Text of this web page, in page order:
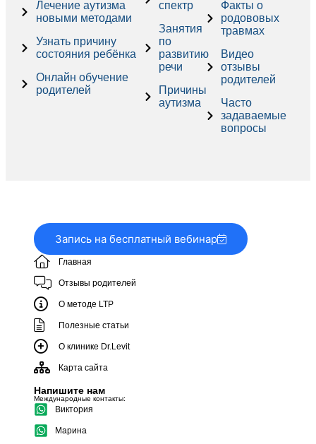
Лечение аутизма
новыми методами
Узнать причину
состояния ребёнка
Онлайн обучение
родителей
спектр
Занятия
по
развитию
речи
Причины
аутизма
Факты о
родововых
травмах
Видео
отзывы
родителей
Часто
задаваемые
вопросы
Запись на бесплатный вебинар
Главная
Отзывы родителей
О методе LTP
Полезные статьи
О клинике Dr.Levit
Карта сайта
Напишите нам
Международные контакты:
Виктория
Марина